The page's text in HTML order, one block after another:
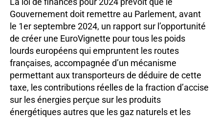
Gouvernement doit remettre au Parlement, avant
le 1er septembre 2024, un rapport sur l’opportunité
de créer une EuroVignette pour tous les poids
lourds européens qui empruntent les routes
françaises, accompagnée d’un mécanisme
permettant aux transporteurs de déduire de cette
taxe, les contributions réelles de la fraction d’accise
sur les énergies perçue sur les produits
énergétiques autres que les gaz naturels et les